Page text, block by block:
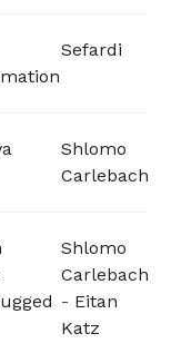
Sefardi
Shlomo
Carlebach
Shlomo
Carlebach
- Eitan
Katz